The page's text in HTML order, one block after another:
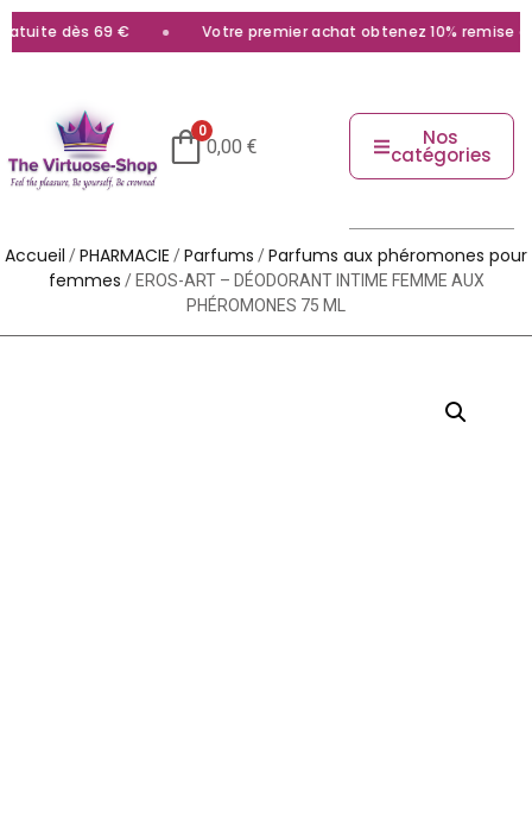
dès 69 € Votre premier achat obtenez 10% remise
0
0,00 € Nos
catégories
Accueil /PHARMACIE /Parfums /Parfums aux phéromones pour
femmes / EROS-ART – DÉODORANT INTIME FEMME AUX
PHÉROMONES 75 ML